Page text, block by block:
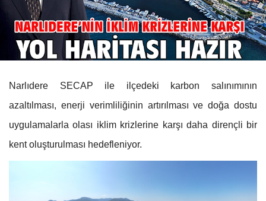
Narlıdere SECAP ile ilçedeki karbon salınımının
azaltılması, enerji verimliliğinin artırılması ve doğa dostu
uygulamalarla olası iklim krizlerine karşı daha dirençli bir
kent oluşturulması hedefleniyor.